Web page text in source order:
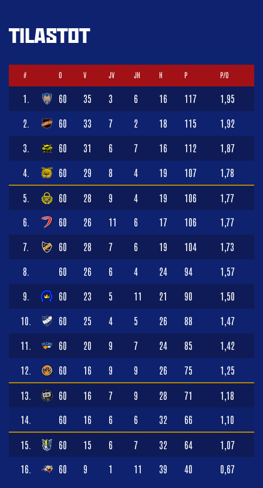
TILASTOT
# O V JV JH H P P/O
1. 60 35 3 6 16 117 1,95
2. 60 33 7 2 18 115 1,92
3. 60 31 6 7 16 112 1,87
4. 60 29 8 4 19 107 1,78
5. 60 28 9 4 19 106 1,77
6. 60 26 11 6 17 106 1,77
7. 60 28 7 6 19 104 1,73
8. 60 26 6 4 24 94 1,57
9. 60 23 5 11 21 90 1,50
10. 60 25 4 5 26 88 1,47
11. 60 20 9 7 24 85 1,42
12. 60 16 9 9 26 75 1,25
13. 60 16 7 9 28 71 1,18
14. 60 16 6 6 32 66 1,10
15. 60 15 6 7 32 64 1,07
16. 60 9 1 11 39 40 0,67